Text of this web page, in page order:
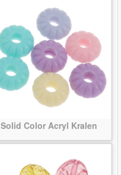
Solid Color Acryl Kralen